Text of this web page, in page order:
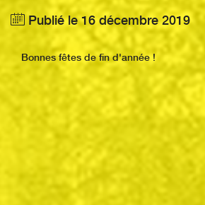
Publié le 16 décembre 2019
Bonnes fêtes de fin d'année !